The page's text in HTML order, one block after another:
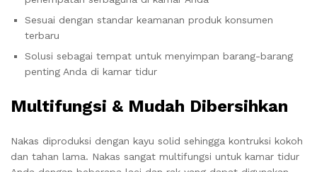
Sesuai dengan standar keamanan produk konsumen
terbaru
Solusi sebagai tempat untuk menyimpan barang-barang
penting Anda di kamar tidur
Multifungsi & Mudah Dibersihkan
Nakas diproduksi dengan kayu solid sehingga kontruksi kokoh
dan tahan lama. Nakas sangat multifungsi untuk kamar tidur